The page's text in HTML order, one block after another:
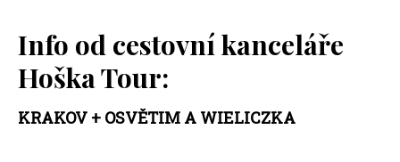
Info od cestovní kanceláře
Hoška Tour:
KRAKOV + OSVĚTIM A WIELICZKA